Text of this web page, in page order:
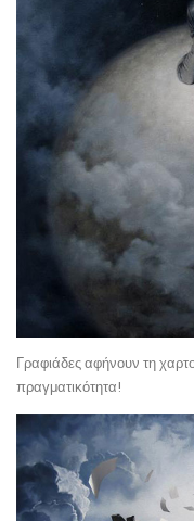
Γραφιάδες αφήνουν τη
πραγματικότητα!